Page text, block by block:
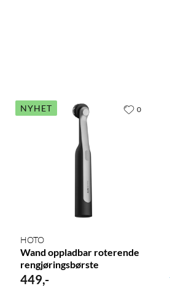
NYHET
HOTO
Wand oppladbar roterende
rengjøringsbørste
449,-
0